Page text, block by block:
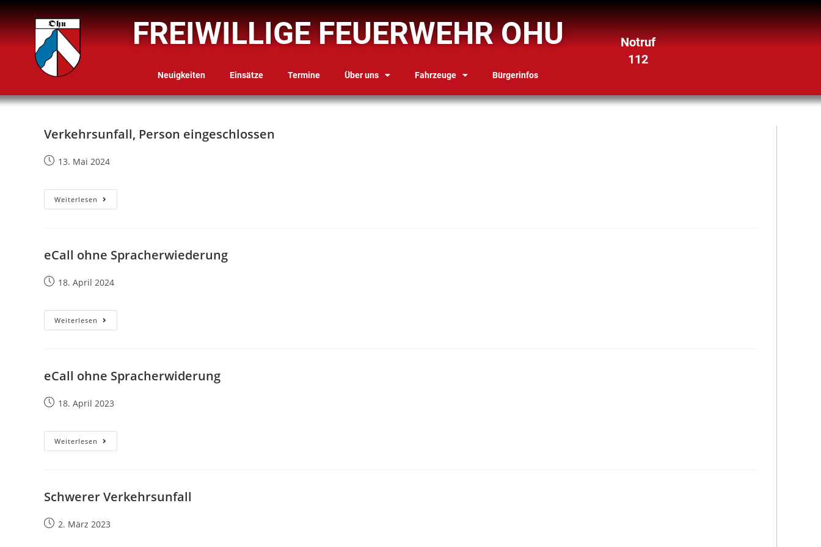
FREIWILLIGE FEUERWEHR OHU
Neuigkeiten Einsätze Termine Über uns Fahrzeuge Bürgerinfos
Notruf
112
Verkehrsunfall, Person eingeschlossen
13. Mai 2024
Weiterlesen
eCall ohne Spracherwiederung
18. April 2024
Weiterlesen
eCall ohne Spracherwiderung
18. April 2023
Weiterlesen
Schwerer Verkehrsunfall
2. März 2023